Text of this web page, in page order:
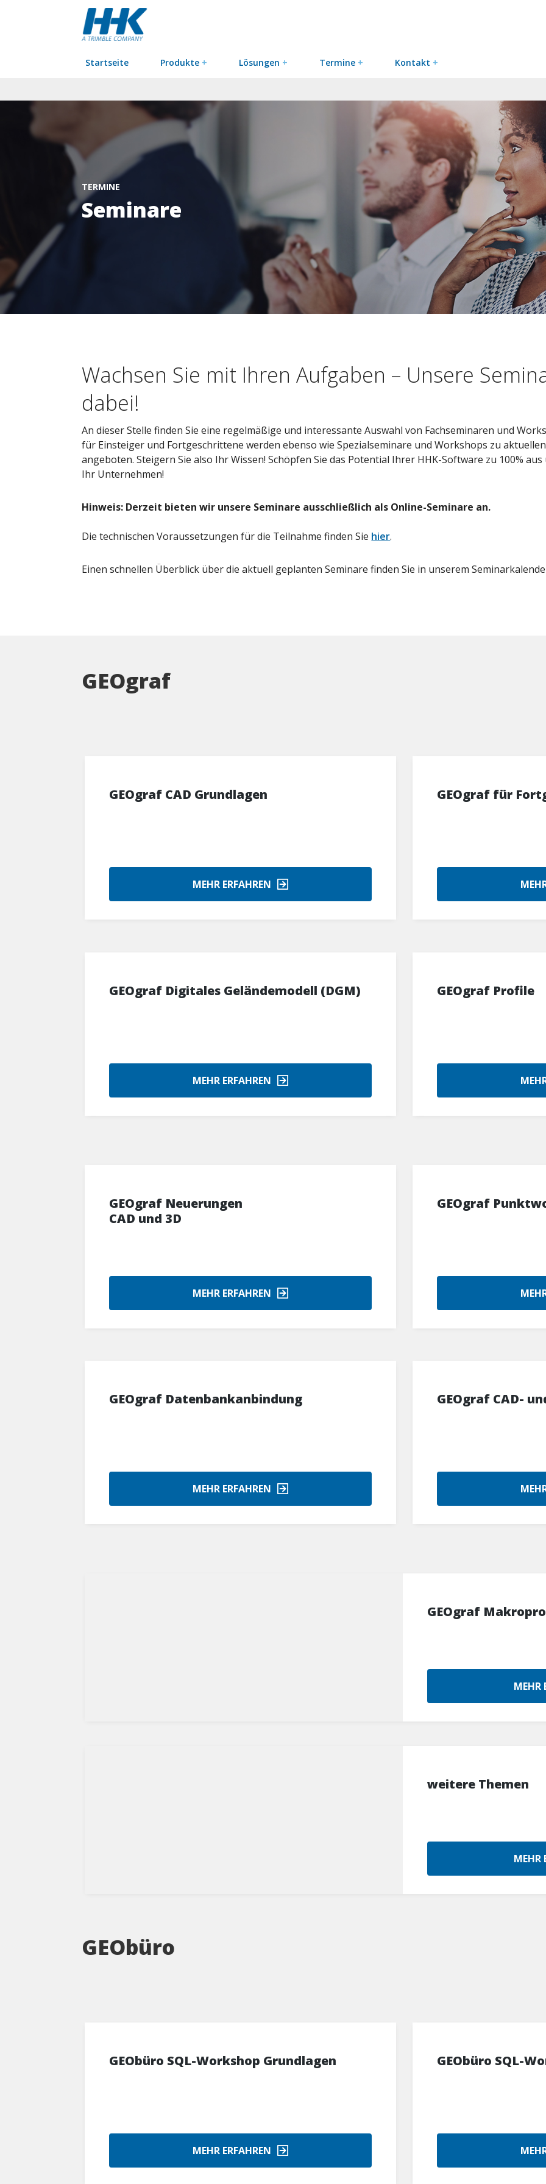
Startseite Produkte + Lösungen + Termine + Kontakt +
TERMINE
Seminare
Wachsen Sie mit Ihren Aufgaben – Unsere
dabei!
An dieser Stelle finden Sie eine regelmäßige und interessante Auswahl von Fachseminaren und
für Einsteiger und Fortgeschrittene werden ebenso wie Spezialseminare und Workshops zu
angeboten. Steigern Sie also Ihr Wissen! Schöpfen Sie das Potential Ihrer HHK-Software zu 100%
Ihr Unternehmen!
Hinweis: Derzeit bieten wir unsere Seminare ausschließlich als Online-Seminare an.
Die technischen Voraussetzungen für die Teilnahme finden Sie hier.
Einen schnellen Überblick über die aktuell geplanten Seminare finden Sie in unserem
GEOgraf
GEOgraf CAD Grundlagen
MEHR ERFAHREN
GEOgraf für
GEOgraf Digitales Geländemodell (DGM)
MEHR ERFAHREN
GEOgraf Profile
GEOgraf Neuerungen
CAD und 3D
MEHR ERFAHREN
GEOgraf
GEOgraf Datenbankanbindung
MEHR ERFAHREN
GEOgraf CAD-
GEOgraf
MEHR
weitere Themen
MEHR
GEObüro
GEObüro SQL-Workshop Grundlagen
MEHR ERFAHREN
GEObüro SQL-